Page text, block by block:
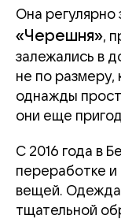
Она регулярно
«Черешня»,
залежались в
не по размеру,
однажды
они еще
С 2016 года в
переработке
вещей. Одежда
тщательной